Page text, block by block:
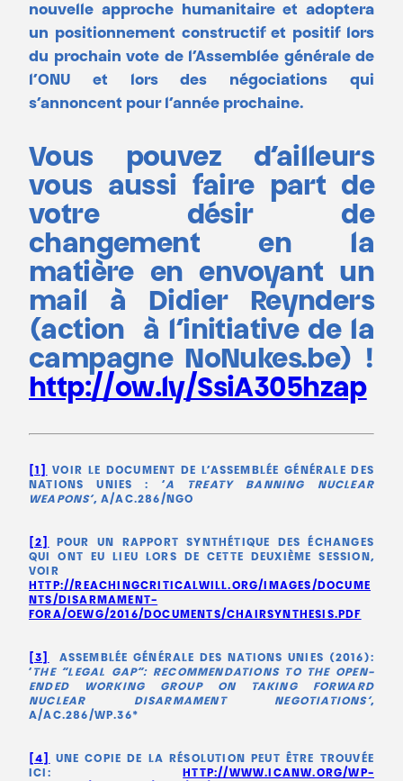
nouvelle approche humanitaire et adoptera
un positionnement constructif et positif lors
du prochain vote de l’Assemblée générale de
l’ONU et lors des négociations qui
s’annoncent pour l’année prochaine.
Vous pouvez d’ailleurs
vous aussi faire part de
votre désir de
changement en la
matière en envoyant un
mail à Didier Reynders
(action à l’initiative de la
campagne NoNukes.be) !
http://ow.ly/SsiA305hzap
VOIR LE DOCUMENT DE L’ASSEMBLÉE GÉNÉRALE DES
NATIONS UNIES : ‘A TREATY BANNING NUCLEAR
WEAPONS’, A/AC.286/NGO
[2]
POUR UN RAPPORT SYNTHÉTIQUE DES ÉCHANGES
QUI ONT EU LIEU LORS DE CETTE DEUXIÈME SESSION,
VOIR
HTTP://REACHINGCRITICALWILL.ORG/IMAGES/DOCUME
NTS/DISARMAMENT-
FORA/OEWG/2016/DOCUMENTS/CHAIRSYNTHESIS.PDF
[3]
ASSEMBLÉE GÉNÉRALE DES NATIONS UNIES (2016):
‘ THE “LEGAL GAP”: RECOMMENDATIONS TO THE OPEN-
ENDED WORKING GROUP ON TAKING FORWARD
NUCLEAR DISARMAMENT NEGOTIATIONS’,
A/AC.286/WP.36*
[4]
UNE COPIE DE LA RÉSOLUTION PEUT ÊTRE TROUVÉE
ICI:
HTTP://WWW.ICANW.ORG/WP-